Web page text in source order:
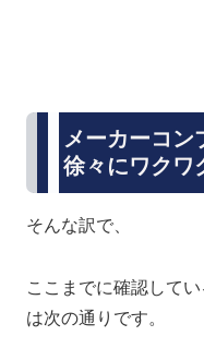
メーカーコン
徐々にワクワ
そんな訳で、
ここまでに確認して
は次の通りです。